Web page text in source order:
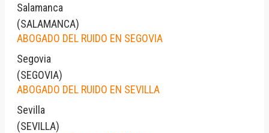
Salamanca
(SALAMANCA)
ABOGADO DEL RUIDO EN SEGOVIA
Segovia
(SEGOVIA)
ABOGADO DEL RUIDO EN SEVILLA
Sevilla
(SEVILLA)